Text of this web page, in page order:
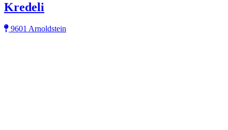
Kredeli
9601 Arnoldstein